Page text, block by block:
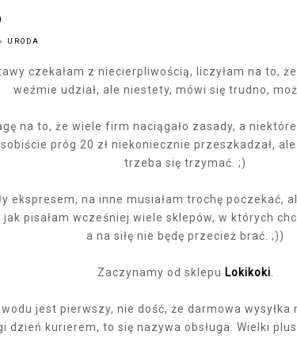
URODA
czekałam z niecierpliwością, liczyłam na to,
weźmie udział, ale niestety, mówi się trudno,
na to, że wiele firm naciągało zasady, a
próg 20 zł niekoniecznie przeszkadzał,
trzeba się trzymać. ;)
ekspresem, na inne musiałam trochę poczekać,
pisałam wcześniej wiele sklepów, w których
a na siłę nie będę przecież brać. ;))
Zaczynamy od sklepu Lokikoki
jest pierwszy, nie dość, że darmowa
dzień kurierem, to się nazywa obsługa. Wielki